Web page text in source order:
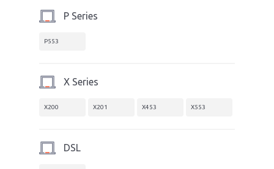
P Series
P553
X Series
X200 X201 X453 X553
DSL